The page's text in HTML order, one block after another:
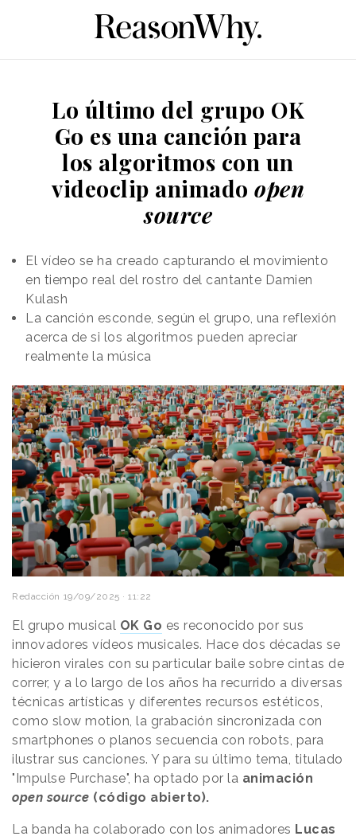
Lo último del grupo OK
Go es una canción para
los algoritmos con un
videoclip animado open
source
El vídeo se ha creado capturando el movimiento
en tiempo real del rostro del cantante Damien
Kulash
La canción esconde, según el grupo, una reflexión
acerca de si los algoritmos pueden apreciar
realmente la música
Redacción 19/09/2025 · 11:22
El grupo musical OK Go es reconocido por sus
innovadores vídeos musicales. Hace dos décadas se
hicieron virales con su particular baile sobre cintas de
correr, y a lo largo de los años ha recurrido a diversas
técnicas artísticas y diferentes recursos estéticos,
como slow motion, la grabación sincronizada con
smartphones o planos secuencia con robots, para
ilustrar sus canciones. Y para su último tema, titulado
"Impulse Purchase", ha optado por la animación
open source (código abierto).
La banda ha colaborado con los animadores Lucas